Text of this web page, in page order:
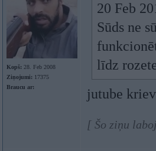
Kopš: 28. Feb 2008
Ziņojumi: 17375
Braucu ar:
20 Feb
Sūds ne
līdz
jutube
[ Šo ziņu